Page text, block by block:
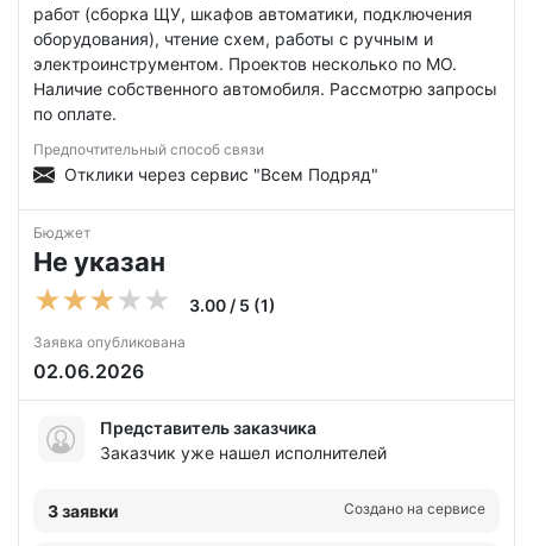
работ (сборка ЩУ, шкафов автоматики, подключения
оборудования), чтение схем, работы с ручным и
электроинструментом. Проектов несколько по МО.
Наличие собственного автомобиля. Рассмотрю запросы
по оплате.
Предпочтительный способ связи
Отклики через сервис "Всем Подряд"
Бюджет
Не указан
3.00 / 5 (1)
Заявка опубликована
02.06.2026
Представитель заказчика
Заказчик уже нашел исполнителей
3 заявки Создано на сервисе